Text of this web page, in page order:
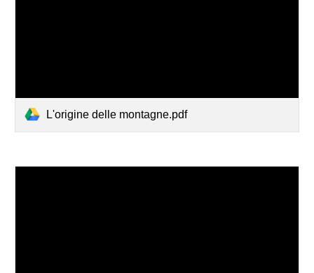
L'origine delle montagne.pdf